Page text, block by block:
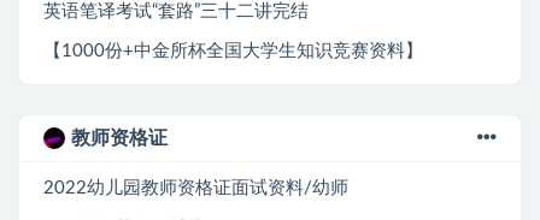
英语笔译考试“套路”三十二讲完结
【1000份+中金所杯全国大学生知识竞赛资料】
教师资格证
2022幼儿园教师资格证面试资料/幼师